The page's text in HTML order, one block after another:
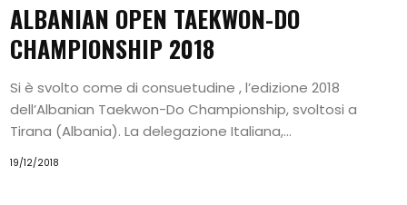
ALBANIAN OPEN TAEKWON-DO
CHAMPIONSHIP 2018
Si è svolto come di consuetudine , l’edizione 2018
dell’Albanian Taekwon-Do Championship, svoltosi a
Tirana (Albania). La delegazione Italiana,...
19/12/2018